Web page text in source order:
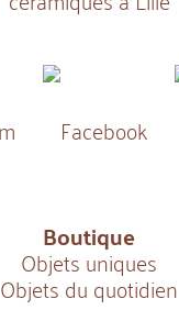
Boutique
Objets uniques
Objets du quotidien